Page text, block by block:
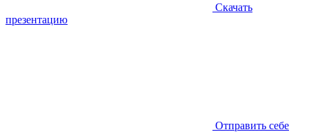
Скачать
презентацию
Отправить себе